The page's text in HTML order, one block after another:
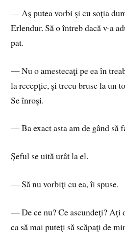
— Aş putea vorbi şi cu soţia
Erlendur. Să o întreb dacă v-a
pat.
— Nu o amestecaţi pe ea în
la recepţie, şi trecu brusc la un
Se înroşi.
— Ba exact asta am de gând să
Şeful se uită urât la el.
— Să nu vorbiţi cu ea, îi spuse.
— De ce nu? Ce ascundeţi? Aţi
ca să mai puteţi să scăpaţi de